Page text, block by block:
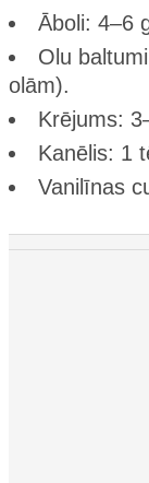
Āboli: 4–6
Olu
olām).
Krējums:
Kanēlis: 1
Vanilīnas